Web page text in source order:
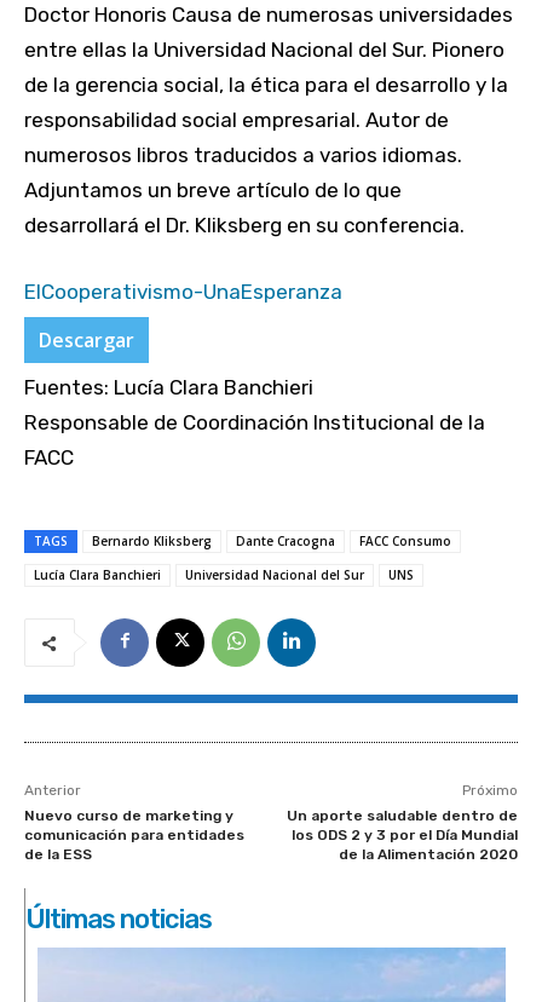
Doctor Honoris Causa de numerosas universidades
entre ellas la Universidad Nacional del Sur. Pionero
de la gerencia social, la ética para el desarrollo y la
responsabilidad social empresarial. Autor de
numerosos libros traducidos a varios idiomas.
Adjuntamos un breve artículo de lo que
desarrollará el Dr. Kliksberg en su conferencia.
ElCooperativismo-UnaEsperanza
Descargar
Fuentes: Lucía Clara Banchieri
Responsable de Coordinación Institucional de la
FACC
TAGS Bernardo Kliksberg Dante Cracogna
FACC Consumo
Lucía Clara Banchieri
Universidad Nacional del Sur UNS
Anterior
Nuevo curso de marketing y
comunicación para entidades
de la ESS
Próximo
Un aporte saludable dentro de
los ODS 2 y 3 por el Día Mundial
de la Alimentación 2020
Últimas noticias